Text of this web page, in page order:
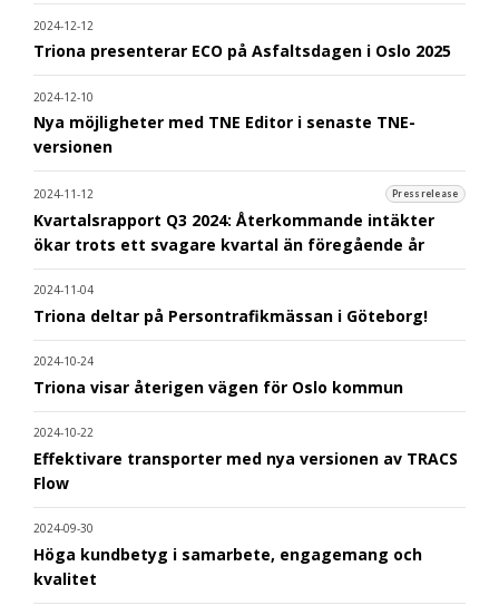
2024-12-12
Triona presenterar ECO på Asfaltsdagen i Oslo 2025
2024-12-10
Nya möjligheter med TNE Editor i senaste TNE-
versionen
2024-11-12 Pressrelease
Kvartalsrapport Q3 2024: Återkommande intäkter
ökar trots ett svagare kvartal än föregående år
2024-11-04
Triona deltar på Persontrafikmässan i Göteborg!
2024-10-24
Triona visar återigen vägen för Oslo kommun
2024-10-22
Effektivare transporter med nya versionen av TRACS
Flow
2024-09-30
Höga kundbetyg i samarbete, engagemang och
kvalitet